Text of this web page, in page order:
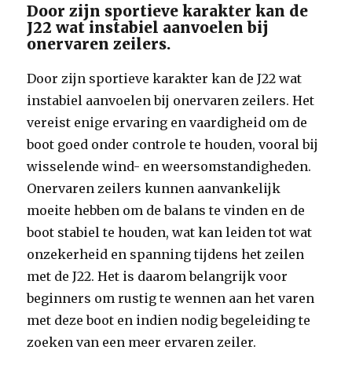
Door zijn sportieve karakter kan de
J22 wat instabiel aanvoelen bij
onervaren zeilers.
Door zijn sportieve karakter kan de J22 wat
instabiel aanvoelen bij onervaren zeilers. Het
vereist enige ervaring en vaardigheid om de
boot goed onder controle te houden, vooral bij
wisselende wind- en weersomstandigheden.
Onervaren zeilers kunnen aanvankelijk
moeite hebben om de balans te vinden en de
boot stabiel te houden, wat kan leiden tot wat
onzekerheid en spanning tijdens het zeilen
met de J22. Het is daarom belangrijk voor
beginners om rustig te wennen aan het varen
met deze boot en indien nodig begeleiding te
zoeken van een meer ervaren zeiler.